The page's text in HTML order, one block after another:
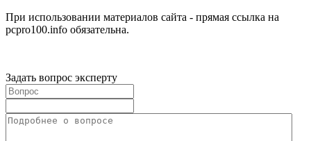
При использовании материалов сайта - прямая ссылка на
pcpro100.info обязательна.
Задать вопрос эксперту